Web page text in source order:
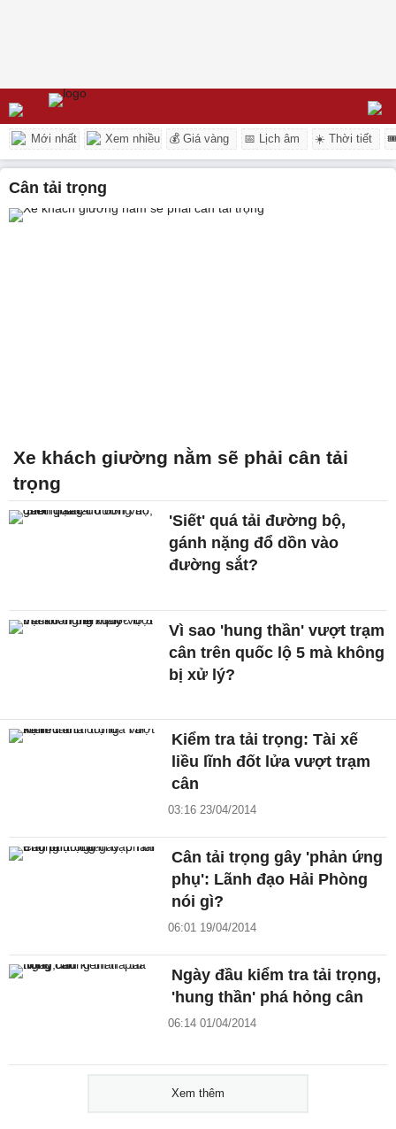
Mới nhất Xem nhiều 💰 Giá vàng 📅 Lịch âm ☀️ Thời tiết
cân tải trọng
Xe khách giường nằm sẽ phải cân tải
trọng
'Siết' quá tải đường bộ,
gánh nặng đổ dồn vào
đường sắt?
Vì sao 'hung thần' vượt trạm
cân trên quốc lộ 5 mà không
bị xử lý?
Kiểm tra tải trọng: Tài xế
liều lĩnh đốt lửa vượt trạm
cân
03:16 23/04/2014
Cân tải trọng gây 'phản ứng
phụ': Lãnh đạo Hải Phòng
nói gì?
06:01 19/04/2014
Ngày đầu kiểm tra tải trọng,
'hung thần' phá hỏng cân
06:14 01/04/2014
Xem thêm